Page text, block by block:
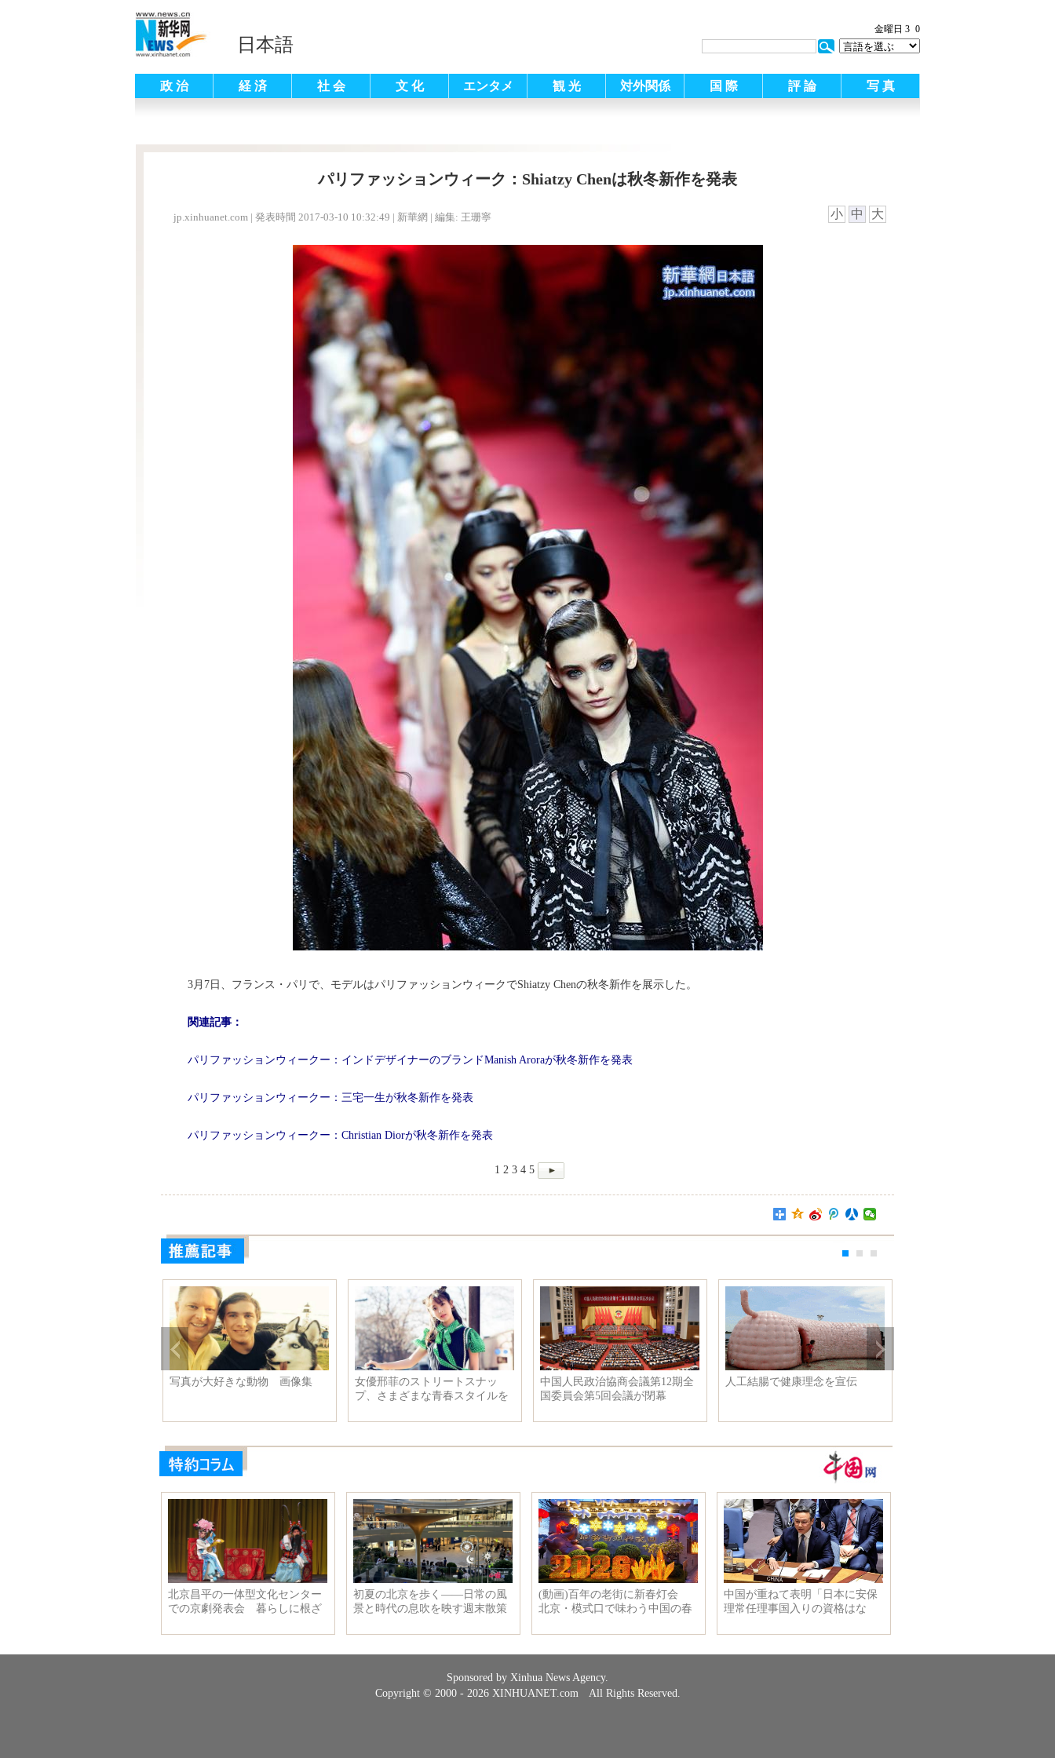
日本語
金曜日 3 0
政 治 経 済 社 会 文 化 エンタメ 観 光 対外関係 国 際 評 論 写 真
パリファッションウィーク：Shiatzy Chenは秋冬新作を発表
jp.xinhuanet.com | 発表時間 2017-03-10 10:32:49 | 新華網 | 編集: 王珊寧 小 中 大
3月7日、フランス・ パリ で、モデルはパリファッションウィークでShiatzy Chenの秋冬新作を展示した。
関連記事：
パリファッションウィークー：インドデザイナーのブランドManish Aroraが秋冬新作を発表
パリファッションウィークー：三宅一生が秋冬新作を発表
パリファッションウィークー：Christian Diorが秋冬新作を発表
1 2 3 4 5
写真が大好きな動物 画像集
女優邢菲のストリートスナッ
プ、さまざまな青春スタイルを
中国人民政治協商会議第12期全
国委員会第5回会議が閉幕
人工結腸で健康理念を宣伝
Sponsored by Xinhua News Agency.
Copyright © 2000 - 2026 XINHUANET.com All Rights Reserved.